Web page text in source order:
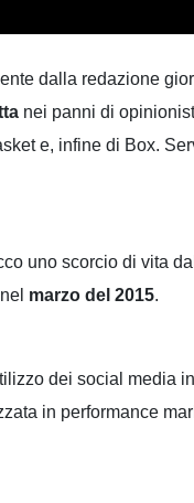
dalla redazione
nei panni di
e, infine di Box.
uno scorcio di vita
nel marzo del 2015.
dei social media
in performance